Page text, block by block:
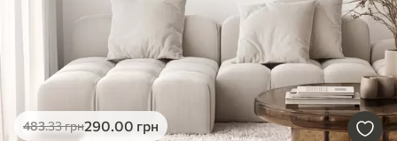
483.33грн290.00 грн